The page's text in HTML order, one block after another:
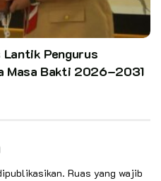
Lantik Pengurus
Masa Bakti 2026–2031
Ruas yang wajib